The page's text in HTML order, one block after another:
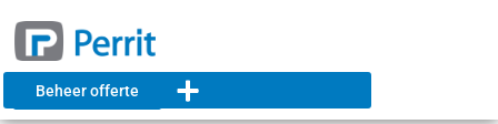
Beheer offerte